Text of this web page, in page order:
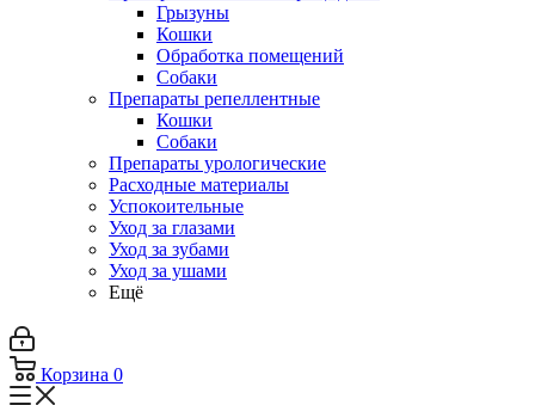
Грызуны
Кошки
Обработка помещений
Собаки
Препараты репеллентные
Кошки
Собаки
Препараты урологические
Расходные материалы
Успокоительные
Уход за глазами
Уход за зубами
Уход за ушами
Ещё
Корзина 0